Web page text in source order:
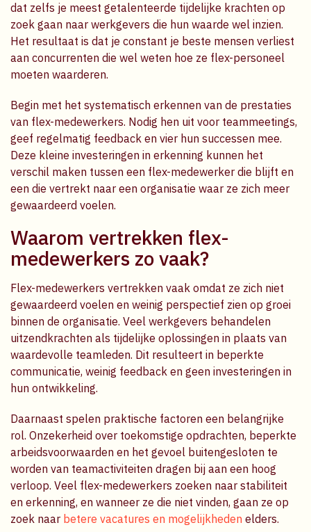
dat zelfs je meest getalenteerde tijdelijke krachten op
zoek gaan naar werkgevers die hun waarde wel inzien.
Het resultaat is dat je constant je beste mensen verliest
aan concurrenten die wel weten hoe ze flex-personeel
moeten waarderen.
Begin met het systematisch erkennen van de prestaties
van flex-medewerkers. Nodig hen uit voor teammeetings,
geef regelmatig feedback en vier hun successen mee.
Deze kleine investeringen in erkenning kunnen het
verschil maken tussen een flex-medewerker die blijft en
een die vertrekt naar een organisatie waar ze zich meer
gewaardeerd voelen.
Waarom vertrekken flex-
medewerkers zo vaak?
Flex-medewerkers vertrekken vaak omdat ze zich niet
gewaardeerd voelen en weinig perspectief zien op groei
binnen de organisatie. Veel werkgevers behandelen
uitzendkrachten als tijdelijke oplossingen in plaats van
waardevolle teamleden. Dit resulteert in beperkte
communicatie, weinig feedback en geen investeringen in
hun ontwikkeling.
Daarnaast spelen praktische factoren een belangrijke
rol. Onzekerheid over toekomstige opdrachten, beperkte
arbeidsvoorwaarden en het gevoel buitengesloten te
worden van teamactiviteiten dragen bij aan een hoog
verloop. Veel flex-medewerkers zoeken naar stabiliteit
en erkenning, en wanneer ze die niet vinden, gaan ze op
zoek naar betere vacatures en mogelijkheden elders.